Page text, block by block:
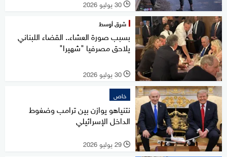
l 30 يوليو 2026
شرق أوسط
بسبب صورة العشاء.. القضاء اللبناني
يلاحق مصرفيا "شهيرا"
l 30 يوليو 2026
خاص
نتنياهو يوازن بين ترامب وضغوط
الداخل الإسرائيلي
l 29 يوليو 2026